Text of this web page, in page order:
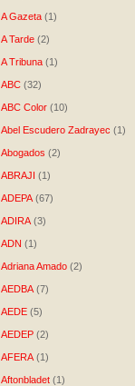
A Gazeta (1)
A Tarde (2)
A Tribuna (1)
ABC (32)
ABC Color (10)
Abel Escudero Zadrayec (1)
Abogados (2)
ABRAJI (1)
ADEPA (67)
ADIRA (3)
ADN (1)
Adriana Amado (2)
AEDBA (7)
AEDE (5)
AEDEP (2)
AFERA (1)
Aftonbladet (1)